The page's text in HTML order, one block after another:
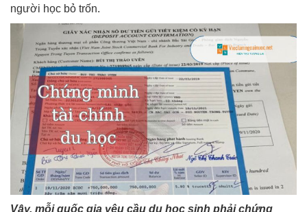
người học bỏ trốn.
Vậy, mỗi quốc gia yêu cầu du học sinh phải chứng